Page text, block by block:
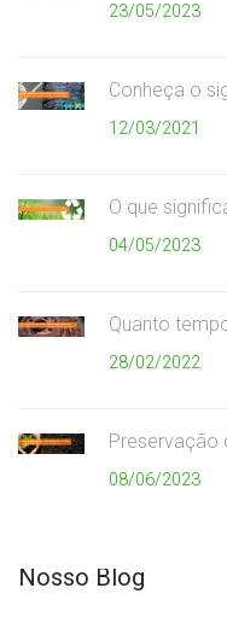
23/05/2023
Conheça o
12/03/2021
O que
04/05/2023
Quanto
28/02/2022
Preservação
08/06/2023
Nosso Blog